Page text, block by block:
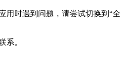
用时遇到问题，请尝试切换到“全
系。